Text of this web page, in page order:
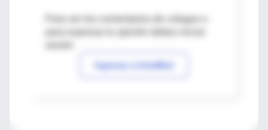
Para ver los comentarios de colegas o
Ingresar a IntraMed